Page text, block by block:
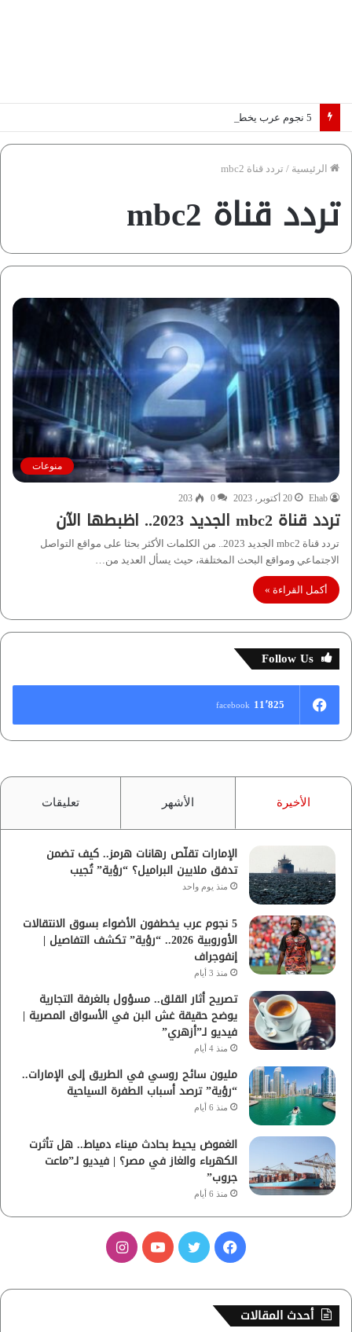
الرئيسية / تردد قناة mbc2
تردد قناة mbc2
منوعات
Ehab 20 أكتوبر، 2023 0
203
تردد قناة mbc2 الجديد 2023.. اظبطها الآن
تردد قناة mbc2 الجديد 2023.. من الكلمات الأكثر بحثا على مواقع التواصل
الاجتماعي ومواقع البحث المختلفة، حيث يسأل العديد من…
أكمل القراءة »
Follow Us
11٬825 facebook
الأخيرة الأشهر تعليقات
الإمارات تقلّص رهانات هرمز.. كيف تضمن
تدفق ملايين البراميل؟ “رؤية” تُجيب
منذ يوم واحد
5 نجوم عرب يخطفون الأضواء بسوق الانتقالات
الأوروبية 2026.. “رؤية” تكشف التفاصيل |
إنفوجراف
منذ 3 أيام
تصريح أثار القلق.. مسؤول بالغرفة التجارية
يوضح حقيقة غش البن في الأسواق المصرية |
فيديو لـ”أزهري”
منذ 4 أيام
مليون سائح روسي في الطريق إلى الإمارات..
“رؤية” ترصد أسباب الطفرة السياحية
منذ 6 أيام
الغموض يحيط بحادث ميناء دمياط.. هل تأثرت
الكهرباء والغاز في مصر؟ | فيديو لـ”ماعت
جروب”
منذ 6 أيام
س
أحدث المقالات